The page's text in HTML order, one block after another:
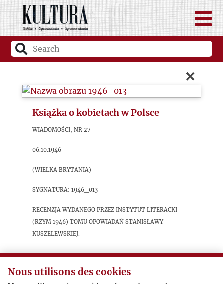
×
Książka o kobietach w Polsce
Wiadomości, nr 27
06.10.1946
(Wielka Brytania)
sygnatura: 1946_013
Recenzja wydanego przez Instytut Literacki
(Rzym 1946) tomu opowiadań Stanisławy
Kuszelewskiej.
Postacie powiązane
Nous utilisons des cookies